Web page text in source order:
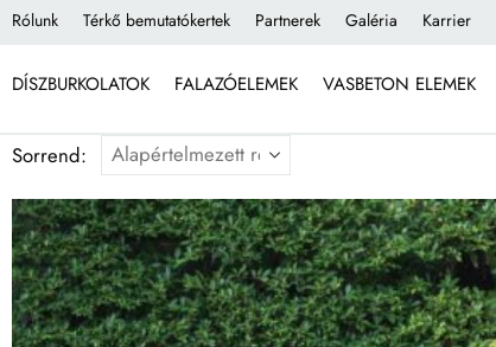
Rólunk Térkő bemutatókertek Partnerek Galéria Karrier
DÍSZBURKOLATOK FALAZÓELEMEK VASBETON ELEMEK
Sorrend: